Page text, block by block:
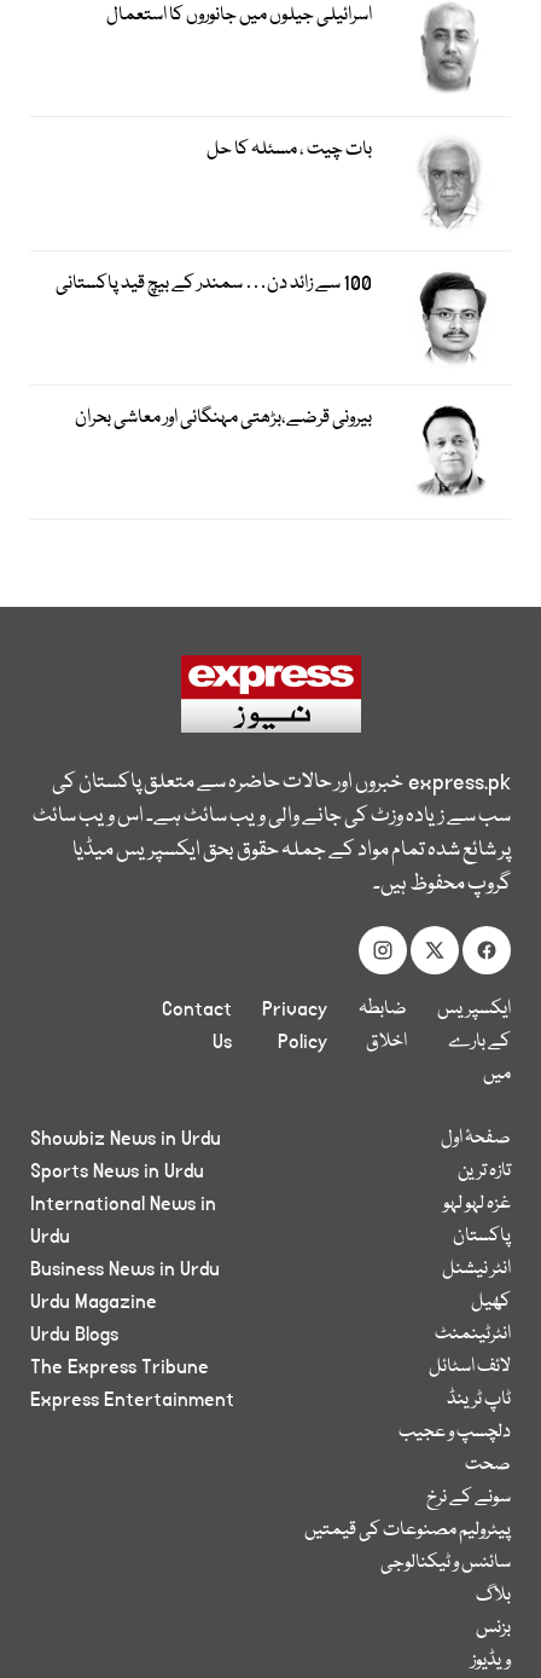
اسرائیلی جیلوں میں جانوروں کا استعمال
بات چیت ، مسئلہ کا حل
100 سے زائد دن… سمندر کے بیچ قید پاکستانی
بیرونی قرضے،بڑھتی مہنگائی اور معاشی بحران
express.pkخبروں اور حالات حاضرہ سے متعلق پاکستان کی
سب سے زیادہ وزٹ کی جانے والی ویب سائٹ ہے۔ اس ویب سائٹ
پر شائع شدہ تمام مواد کے جملہ حقوق بحق ایکسپریس میڈیا
گروپ محفوظ ہیں۔
ایکسپریس
کے بارے
میں
ضابطہ
اخلاق
Privacy
Policy
Contact
Us
صفحۂ اول
تازہ ترین
غزہ لہو لہو
پاکستان
انٹر نیشنل
کھیل
انٹرٹینمنٹ
لائف اسٹائل
ٹاپ ٹرینڈ
دلچسپ و عجیب
صحت
سونے کے نرخ
پیٹرولیم مصنوعات کی قیمتیں
سائنس و ٹیکنالوجی
بلاگ
بزنس
ویڈیوز
Showbiz News in Urdu
Sports News in Urdu
International News in
Urdu
Business News in Urdu
Urdu Magazine
Urdu Blogs
The Express Tribune
Express Entertainment